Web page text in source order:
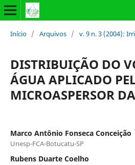
Início / Arquivos / v. 9 n. 3 (2004):
DISTRIBUIÇÃO DO
ÁGUA APLICADO
MICROASPERSOR
Marco Antônio Fonseca Conceição
Unesp-FCA-Botucatu-SP
Rubens Duarte Coelho